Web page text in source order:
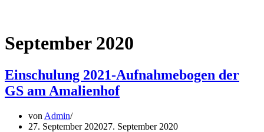
September 2020
Einschulung 2021-Aufnahmebogen der
GS am Amalienhof
von Admin
27. September 202027. September 2020